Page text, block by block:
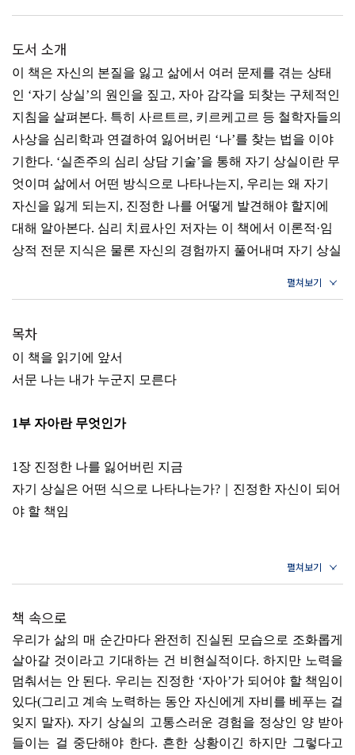
도서 소개
이 책은 자신의 본질을 잃고 삶에서 여러 문제를 겪는 상태
인 ‘자기 상실’의 원인을 짚고, 자아 감각을 되찾는 구체적인
지침을 살펴본다. 특히 사르트르, 키르케고르 등 철학자들의
사상을 심리학과 연결하여 잃어버린 ‘나’를 찾는 법을 이야
기한다. ‘실존주의 심리 상담 기술’을 통해 자기 상실이란 무
엇이며 삶에서 어떤 방식으로 나타나는지, 우리는 왜 자기
자신을 잃게 되는지, 진정한 나를 어떻게 발견해야 할지에
대해 알아본다. 심리 치료사인 저자는 이 책에서 이론적·임
상적 전문 지식은 물론 자신의 경험까지 풀어내며 자기 상실
목차
이 책을 읽기에 앞서
서문 나는 내가 누군지 모른다
1부 자아란 무엇인가
1장 진정한 나를 잃어버린 지금
자기 상실은 어떤 식으로 나타나는가?｜진정한 자신이 되어
야 할 책임
인간으로서 감당해야 할 무게｜자신에게 진실하지 않은 삶
나의 자아가 된다는 것
3장 나라는 존재의 고유한 의미를 만들기
나는 지금 여기에 존재한다｜인생은 유한하다｜나만의 의
미 찾기｜내가 살고 싶은 이유
책 속으로
우리가 삶의 매 순간마다 완전히 진실된 모습으로 조화롭게
살아갈 것이라고 기대하는 건 비현실적이다. 하지만 노력을
멈춰서는 안 된다. 우리는 진정한 ‘자아’가 되어야 할 책임이
있다(그리고 계속 노력하는 동안 자신에게 자비를 베푸는 걸
잊지 말자). 자기 상실의 고통스러운 경험을 정상인 양 받아
들이는 걸 중단해야 한다. 흔한 상황이긴 하지만 그렇다고